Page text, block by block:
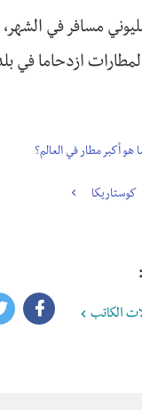
مسافر في الشهر،
ازدحاما في
هو أكبر مطار في العالم؟
كوستاريكا
الكاتب